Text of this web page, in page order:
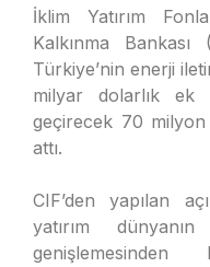
İklim Yatırım
Kalkınma
Türkiye’nin enerji
milyar dolarlık ek
geçirecek 70 milyon
attı.
CIF’den yapılan
yatırım
genişlemesinden